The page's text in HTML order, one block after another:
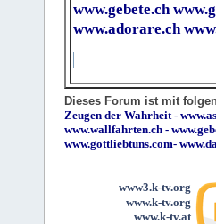
www.gebete.ch
www.adorare.ch
Dieses Forum ist mit
Zeugen der Wahrheit -
www.wallfahrten.ch -
www.gottliebtuns.com-
www3.k-tv.org
www.k-tv.org
www.k-tv.at